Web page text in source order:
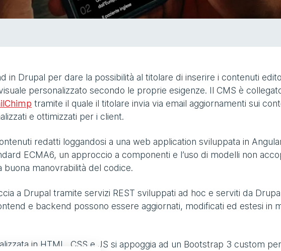
in Drupal per dare la possibilità al titolare di inserire i contenuti
personalizzato secondo le proprie esigenze. Il CMS è
tramite il quale il titolare invia via email aggiornamenti sui
e ottimizzati per i client.
redatti loggandosi a una web application sviluppata in
ECMA6, un approccio a componenti e l’uso di modelli non
manovrabilità del codice.
a Drupal tramite servizi REST sviluppati ad hoc e serviti da
e backend possono essere aggiornati, modificati ed estesi in
in HTML, CSS e JS si appoggia ad un Bootstrap 3 custom